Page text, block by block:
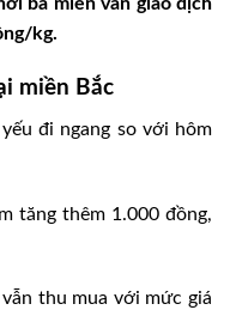
ba miền vẫn giao dịch
kg.
miền Bắc
đi ngang so với hôm
tăng thêm 1.000 đồng,
thu mua với mức giá